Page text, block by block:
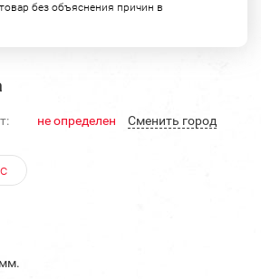
без объяснения причин в
не определен Cменить город